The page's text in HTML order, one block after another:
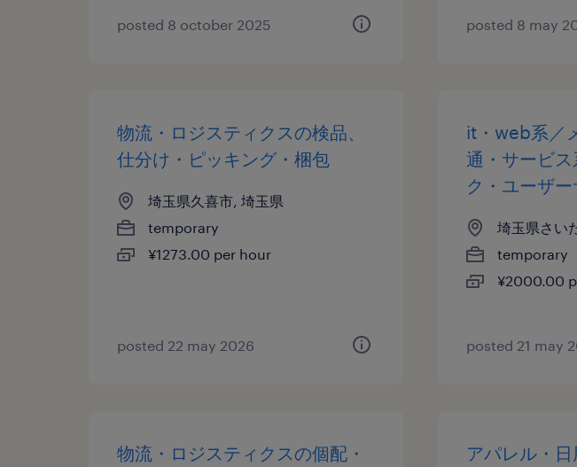
posted 8 october 2025 posted 8 may
物流・ロジスティクスの検品、
仕分け・ピッキング・梱包
埼玉県久喜市, 埼玉県
temporary
¥1273.00 per hour
posted 22 may 2026
it・web系／
通・サービ
ク・ユーザー
埼玉県さい
temporary
¥2000.00
posted 21 may
物流・ロジスティクスの個配・
アパレル・日